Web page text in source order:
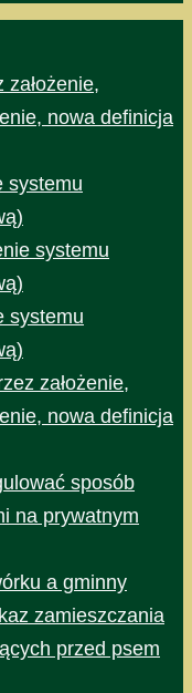
nowa definicja
systemu
systemu
systemu
założenie,
nowa definicja
sposób
na prywatnym
a gminny
zamieszczania
przed psem